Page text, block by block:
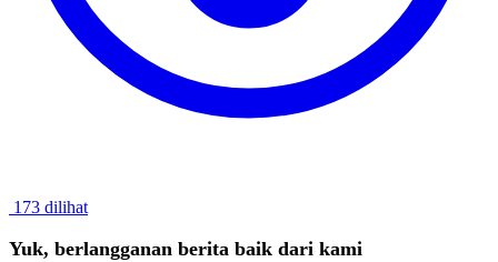
173 dilihat
Yuk, berlangganan berita baik dari kami